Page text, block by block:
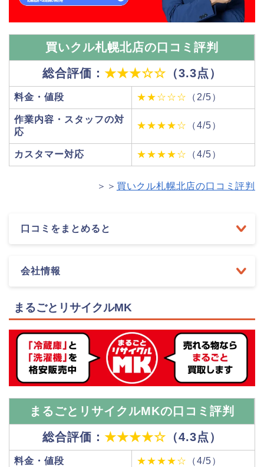
買いクル札幌北店の口コミ評判
総合評価： ★★★☆☆ （3.3点）
料金・値段 ★★☆☆☆ （2/5）
作業内容・スタッフの対
応
★★★★☆ （4/5）
カスタマー対応 ★★★★☆ （4/5）
＞＞ 買いクル札幌北店の口コミ評判
口コミをまとめると
会社情報
まるごとリサイクルMK
まるごとリサイクルMKの口コミ評判
総合評価： ★★★★☆ （4.3点）
料金・値段 ★★★★☆ （4/5）